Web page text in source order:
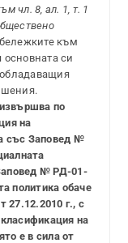
чл. 8, ал. 1, т. 1
към
основната си
по
на
със Заповед №
№ РД-01-
политика обаче
27.12.2010 г., с
на
е в сила от